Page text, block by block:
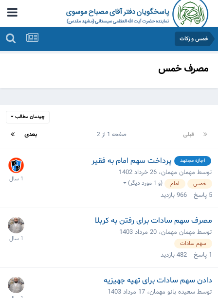
خمس و زکات
مصرف خمس
چیدمان مطالب
قبلی بعدی صفحه 1 از 2
اجازه مجتهد پرداخت سهم امام به فقیر
توسط مهمان مهمان، 26 خرداد 1402
خمس امام (و 1 مورد دیگر)
5 پاسخ 966بازدید
مصرف سهم سادات برای رفتن به کربلا
توسط مهمان مهمان، 20 مرداد 1403
سهم سادات
1 پاسخ 482بازدید
دادن سهم سادات برای تهیه جهیزیه
توسط سعیده بانو مهمان، 17 مرداد 1403